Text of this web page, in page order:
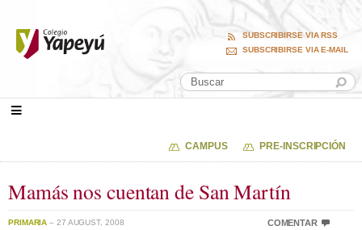
SUBSCRIBIRSE VIA RSS
SUBSCRIBIRSE VIA E-MAIL
CAMPUS PRE-INSCRIPCIÓN
Mamás nos cuentan de San Martín
PRIMARIA – 27 AUGUST, 2008 COMENTAR